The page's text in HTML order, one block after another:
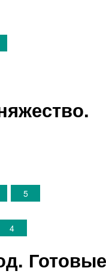
5
4
Готовые